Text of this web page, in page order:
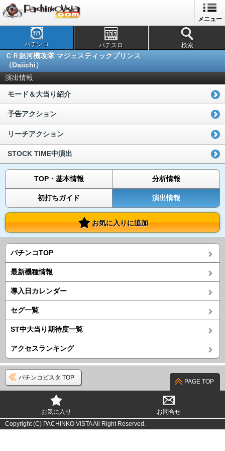
メニュー
パチンコ パチスロ 検索
ＣＲ銀河機攻隊 マジェスティックプリンス
（Daiichi）
演出情報
モード＆大当り紹介
予告アクション
リーチアクション
STOCK TIME中演出
TOP・基本情報 分析情報
初打ちガイド 演出情報
お気に入りに追加
パチンコTOP
最新機種情報
導入日カレンダー
セグ一覧
ST中大当り期待度一覧
アクセスランキング
パチンコビスタ TOP
PAGE TOP
お気に入り
お問合せ
Copyright (C) PACHINKO VISTA All Right Reserved.